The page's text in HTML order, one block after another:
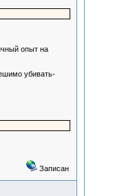
опыт на
убивать-
Записан